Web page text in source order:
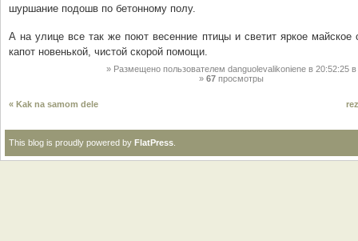
шуршание подошв по бетонному полу.
А на улице все так же поют весенние птицы и светит яркое майское
капот новенькой, чистой скорой помощи.
Размещено пользователем danguolevalikonieneв 20:52:25 в
67просмотры
« Kak na samom dele
This blog is proudly powered by FlatPress